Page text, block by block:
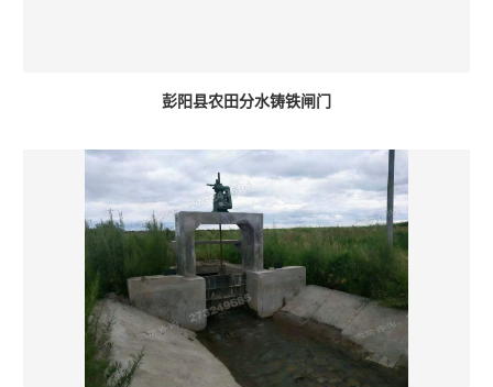
彭阳县农田分水铸铁闸门